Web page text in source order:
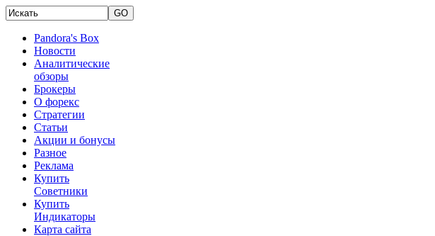
Pandora's Box
Новости
Аналитические
обзоры
Брокеры
О форекс
Стратегии
Статьи
Акции и бонусы
Разное
Реклама
Купить
Советники
Купить
Индикаторы
Карта сайта